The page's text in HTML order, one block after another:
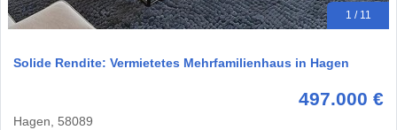
1 / 11
Solide Rendite: Vermietetes Mehrfamilienhaus in Hagen
497.000 €
Hagen, 58089